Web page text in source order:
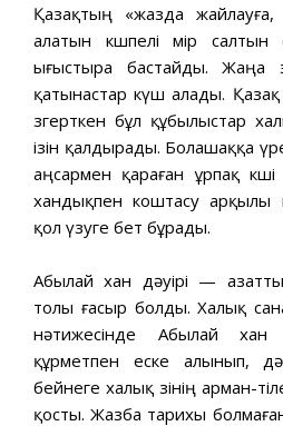
Қазақтың «жазда
алатын көшпелі өмір
ығыстыра бастайды. Жаңа
қатынастар күш алады. Қазақ
өзгерткен бұл құбылыстар
ізін қалдырады. Болашаққа
аңсармен қараған ұрпақ
хандықпен коштасу арқылы
қол үзуге бет бұрады.
Абылай хан дәуірі —
толы ғасыр болды. Халық сана-
нәтижесінде Абылай хан
құрметпен еске алынып,
бейнеге халық өзінің арман-
қосты. Жазба тарихы